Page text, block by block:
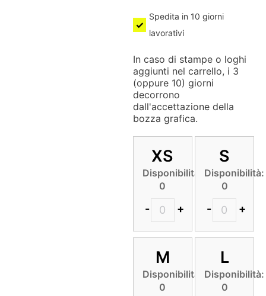
Spedita in 10 giorni
lavorativi
In caso di stampe o loghi
aggiunti nel carrello, i 3
(oppure 10) giorni
decorrono
dall'accettazione della
bozza grafica.
XS
Disponibilità:
0
- +
S
Disponibilità:
0
- +
M
Disponibilità:
0
L
Disponibilità:
0